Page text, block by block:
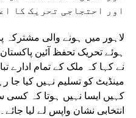
اور احتجاجی تحریک کا
لاہور میں ہونے والی
ہوئے تحریک تحفظ آئین
نے کہا کہ ملک کے تمام ادارے
مینڈیٹ کو تسلیم نہیں کیا جا
کہیں ایسا نہیں ہوتا کہ
انتخابی نشان واپس لے لیا جائے۔